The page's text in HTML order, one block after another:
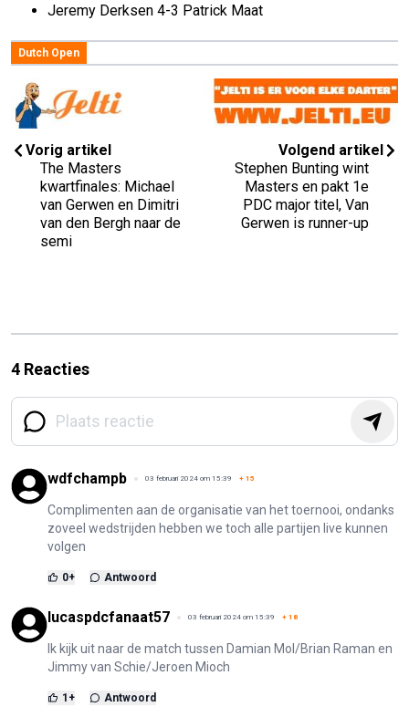
Jeremy Derksen 4-3 Patrick Maat
Dutch Open
Vorig artikel
The Masters
kwartfinales: Michael
van Gerwen en Dimitri
van den Bergh naar de
semi
Volgend artikel
Stephen Bunting wint
Masters en pakt 1e
PDC major titel, Van
Gerwen is runner-up
4 Reacties
wdfchampb 03 februari 2024 om 15:39 + 15
Complimenten aan de organisatie van het toernooi, ondanks
zoveel wedstrijden hebben we toch alle partijen live kunnen
volgen
0+ Antwoord
lucaspdcfanaat57 03 februari 2024 om 15:39 + 18
Ik kijk uit naar de match tussen Damian Mol/Brian Raman en
Jimmy van Schie/Jeroen Mioch
1 + Antwoord